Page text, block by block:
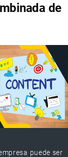
de
puede ser